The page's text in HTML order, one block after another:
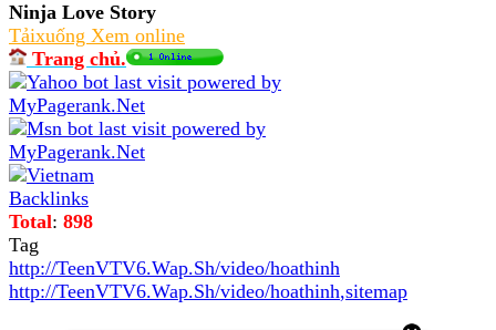
Ninja Love Story
Tảixuống Xem online
Trang chủ.
Total: 898
Tag
http://TeenVTV6.Wap.Sh/video/hoathinh
http://TeenVTV6.Wap.Sh/video/hoathinh,sitemap